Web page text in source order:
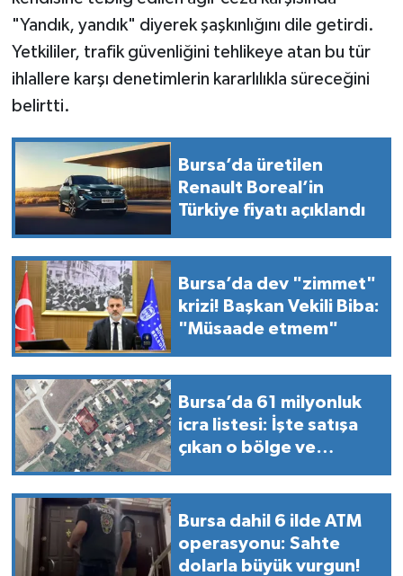
"Yandık, yandık" diyerek şaşkınlığını dile getirdi.
Yetkililer, trafik güvenliğini tehlikeye atan bu tür
ihlallere karşı denetimlerin kararlılıkla süreceğini
belirtti.
Bursa’da üretilen
Renault Boreal’in
Türkiye fiyatı açıklandı
Bursa’da dev "zimmet"
krizi! Başkan Vekili Biba:
"Müsaade etmem"
Bursa’da 61 milyonluk
icra listesi: İşte satışa
çıkan o bölge ve
Bursa dahil 6 ilde ATM
operasyonu: Sahte
dolarla büyük vurgun!